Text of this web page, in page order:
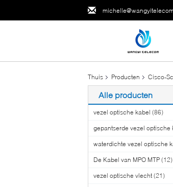
Thuis Producten Cisco-
Alle producten
vezel optische kabel (86)
gepantserde vezel optische
waterdichte vezel optische
De Kabel van MPO MTP (12)
vezel optische vlecht (21)